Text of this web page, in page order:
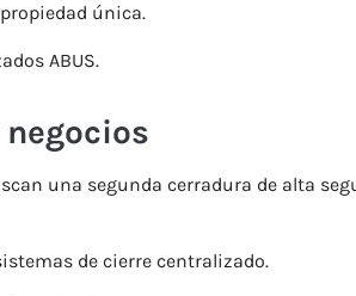
propiedad única.
ABUS.
negocios
una segunda cerradura de alta
de cierre centralizado.